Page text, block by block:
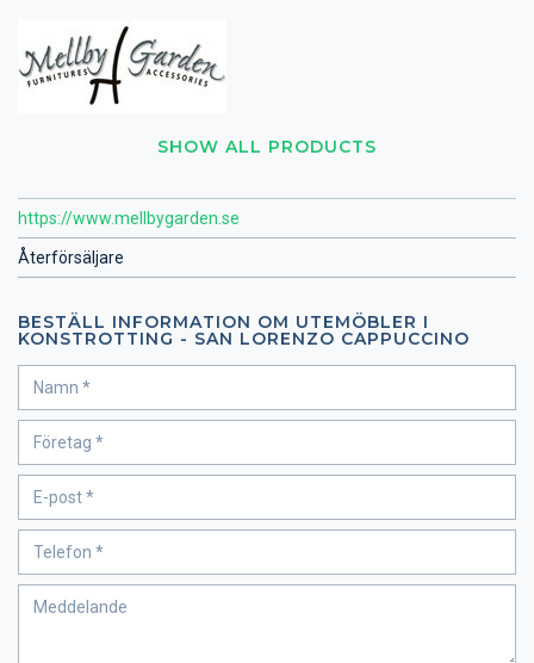
SHOW ALL PRODUCTS
https://www.mellbygarden.se
Återförsäljare
BESTÄLL INFORMATION OM UTEMÖBLER I
KONSTROTTING - SAN LORENZO CAPPUCCINO